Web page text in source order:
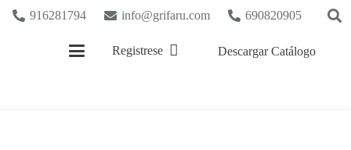
916281794 info@grifaru.com 690820905
Registrese Descargar Catálogo